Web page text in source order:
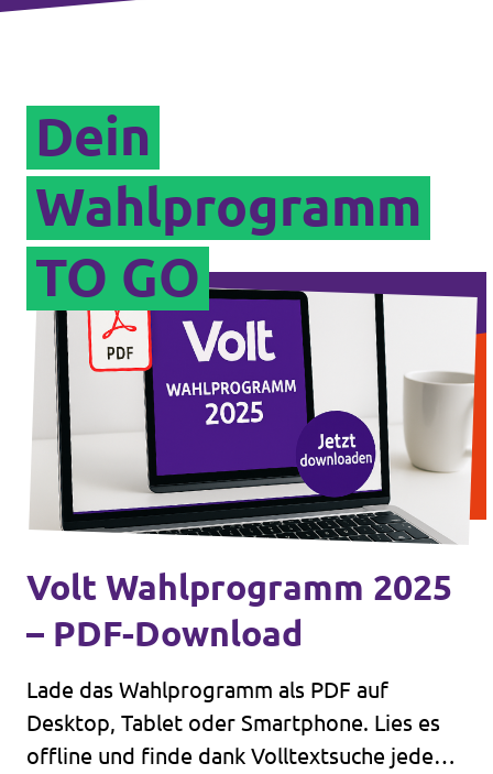
Dein
Wahlprogramm
TO GO
Volt Wahlprogramm 2025
– PDF-Download
Lade das Wahlprogramm als PDF auf
Desktop, Tablet oder Smartphone. Lies es
offline und finde dank Volltextsuche jede